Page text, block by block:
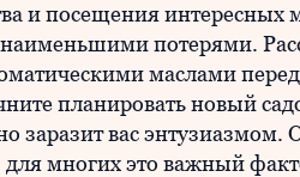
и посещения
потерями.
маслами
планировать новый
заразит вас
многих это важный